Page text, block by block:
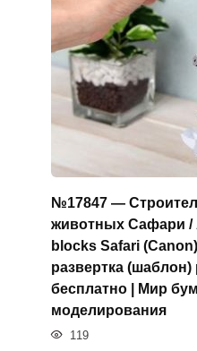
№17847 —
животных Сафари /
blocks Safari
развертка (шаблон)
бесплатно | Мир
моделирования
119